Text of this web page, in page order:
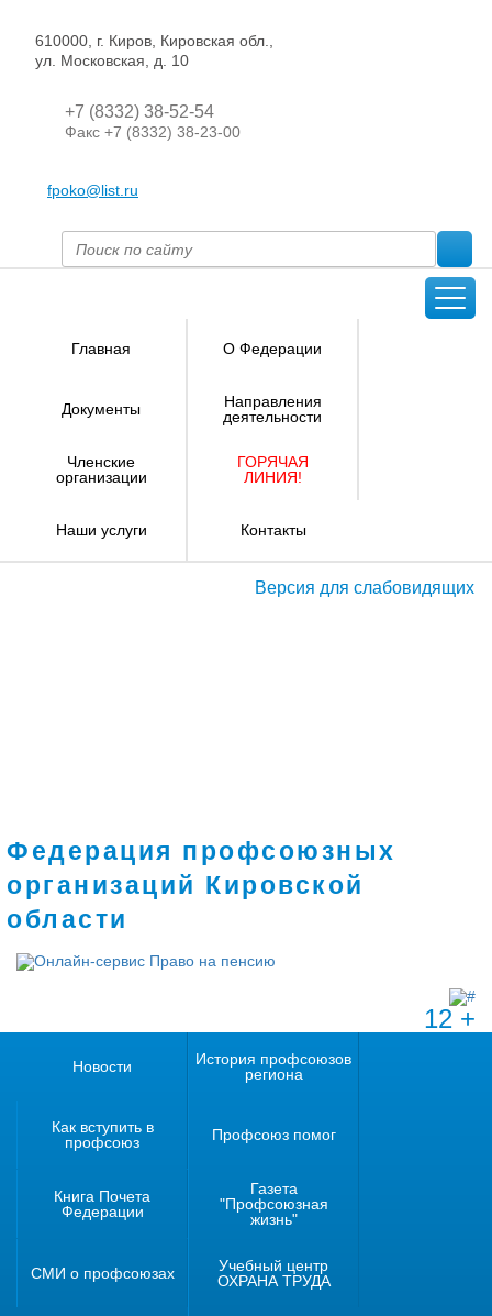
610000, г. Киров, Кировская обл.,
ул. Московская, д. 10
+7 (8332) 38-52-54
Факс +7 (8332) 38-23-00
fpoko@list.ru
Главная О Федерации
Документы
Направления
деятельности
Членские
организации
ГОРЯЧАЯ
ЛИНИЯ!
Наши услуги Контакты
Версия для слабовидящих
Федерация профсоюзных
организаций Кировской
области
12 +
Новости
История профсоюзов
региона
Как вступить в
профсоюз
Профсоюз помог
Книга Почета
Федерации
Газета
"Профсоюзная
жизнь"
СМИ о профсоюзах
Учебный центр
ОХРАНА ТРУДА